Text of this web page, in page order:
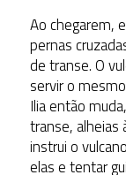
Ao chegarem,
pernas
de transe. O
servir o
Ilia então
transe, alheias
instrui o
elas e tentar